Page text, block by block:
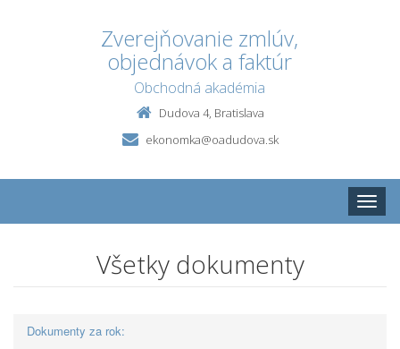
Zverejňovanie zmlúv,
objednávok a faktúr
Obchodná akadémia
Dudova 4, Bratislava
ekonomka@oadudova.sk
Toggle
Všetky dokumenty
Dokumenty za rok: